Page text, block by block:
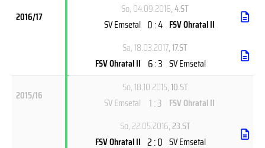
2016/17
So, 04.09.2016, 4.ST
SV Emsetal 0 : 4 FSV Ohratal II
Sa, 18.03.2017, 17.ST
FSV Ohratal II 6 : 3 SV Emsetal
2015/16
So, 18.10.2015, 10.ST
SV Emsetal 1 : 3 FSV Ohratal II
So, 22.05.2016, 23.ST
FSV Ohratal II 2 : 0 SV Emsetal